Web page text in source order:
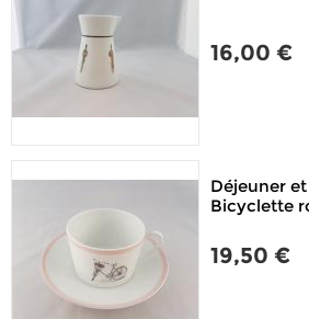
16,00 €
Déjeuner
Bicyclette
19,50 €